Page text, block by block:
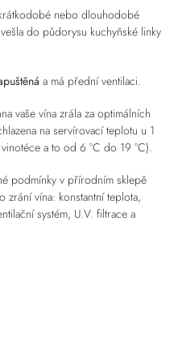
nebo dlouhodobé
do půdorysu kuchyňské linky
a má přední ventilaci.
vaše vína zrála za optimálních
na servírovací teplotu u 1
a to od 6 °C do 19 °C).
podmínky v přírodním sklepě
vína: konstantní teplota,
systém, U.V. filtrace a